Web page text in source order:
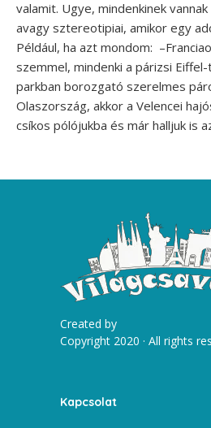
valamit. Ugye, mindenkinek
avagy sztereotipiai, amikor egy
Például, ha azt mondom:
szemmel, mindenki a párizsi
parkban borozgató szerelmes
Olaszország, akkor a Velencei
csíkos pólójukba és már halljuk is
Created by
Copyright 2020 · All rights
Kapcsolat